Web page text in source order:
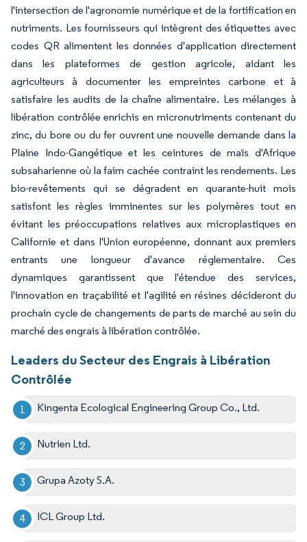
l'intersection de l'agronomie numérique et de la fortification en
nutriments. Les fournisseurs qui intègrent des étiquettes avec
codes QR alimentent les données d'application directement
dans les plateformes de gestion agricole, aidant les
agriculteurs à documenter les empreintes carbone et à
satisfaire les audits de la chaîne alimentaire. Les mélanges à
libération contrôlée enrichis en micronutriments contenant du
zinc, du bore ou du fer ouvrent une nouvelle demande dans la
Plaine Indo-Gangétique et les ceintures de maïs d'Afrique
subsaharienne où la faim cachée contraint les rendements. Les
bio-revêtements qui se dégradent en quarante-huit mois
satisfont les règles imminentes sur les polymères tout en
évitant les préoccupations relatives aux microplastiques en
Californie et dans l'Union européenne, donnant aux premiers
entrants une longueur d'avance réglementaire. Ces
dynamiques garantissent que l'étendue des services,
l'innovation en traçabilité et l'agilité en résines décideront du
prochain cycle de changements de parts de marché au sein du
marché des engrais à libération contrôlée.
Leaders du Secteur des Engrais à Libération
Contrôlée
Kingenta Ecological Engineering Group Co., Ltd.
Nutrien Ltd.
Grupa Azoty S.A.
ICL Group Ltd.